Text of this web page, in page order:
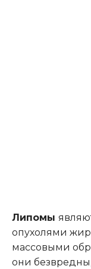
Липомы
опухолями
массовыми
они